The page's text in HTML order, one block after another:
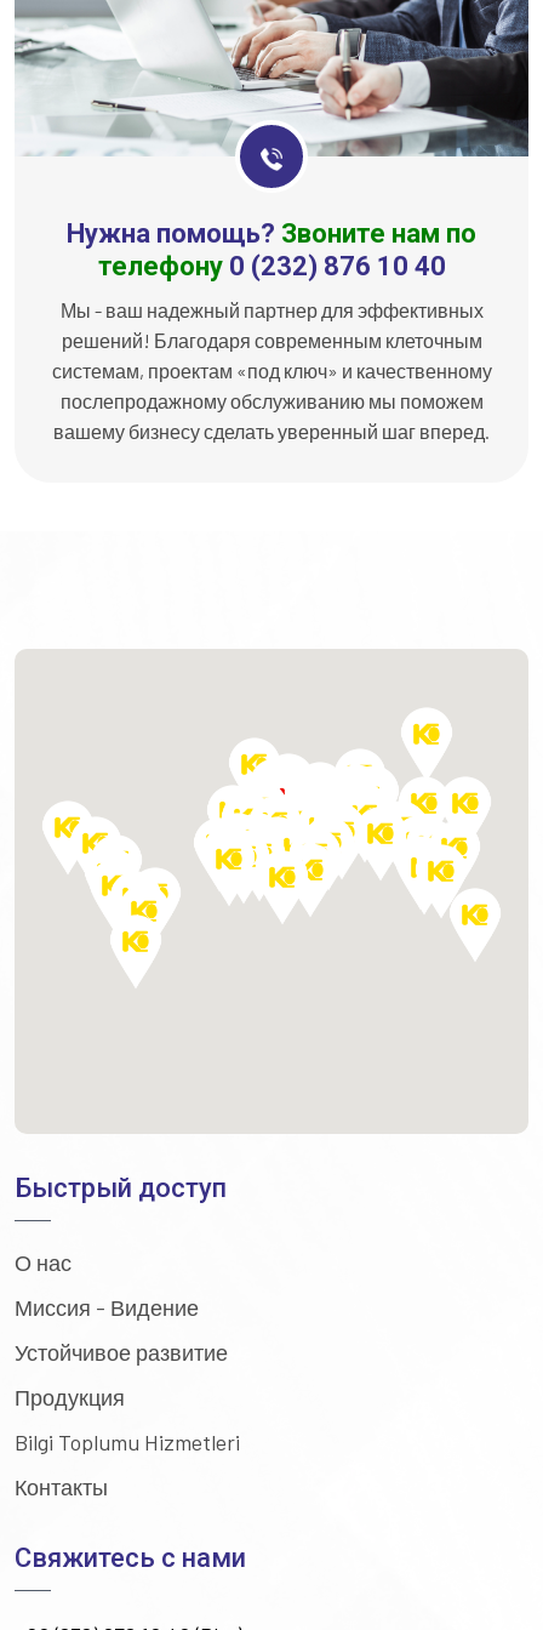
Нужна помощь? Звоните нам по
телефону0 (232) 876 10 40
Мы - ваш надежный партнер для эффективных
решений! Благодаря современным клеточным
системам, проектам «под ключ» и качественному
послепродажному обслуживанию мы поможем
вашему бизнесу сделать уверенный шаг вперед.
Быстрый доступ
О нас
Миссия - Видение
Устойчивое развитие
Продукция
Bilgi Toplumu Hizmetleri
Контакты
Свяжитесь с нами